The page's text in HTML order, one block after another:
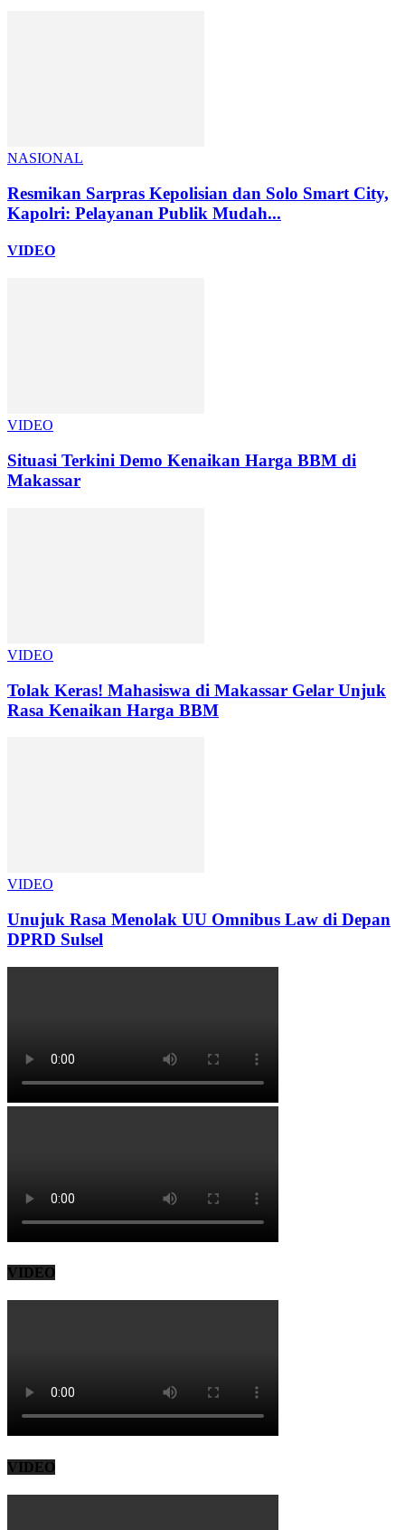
NASIONAL
Resmikan Sarpras Kepolisian dan Solo Smart City,
Kapolri: Pelayanan Publik Mudah...
VIDEO
VIDEO
Situasi Terkini Demo Kenaikan Harga BBM di
Makassar
VIDEO
Tolak Keras! Mahasiswa di Makassar Gelar Unjuk
Rasa Kenaikan Harga BBM
VIDEO
Unujuk Rasa Menolak UU Omnibus Law di Depan
DPRD Sulsel
VIDEO
VIDEO